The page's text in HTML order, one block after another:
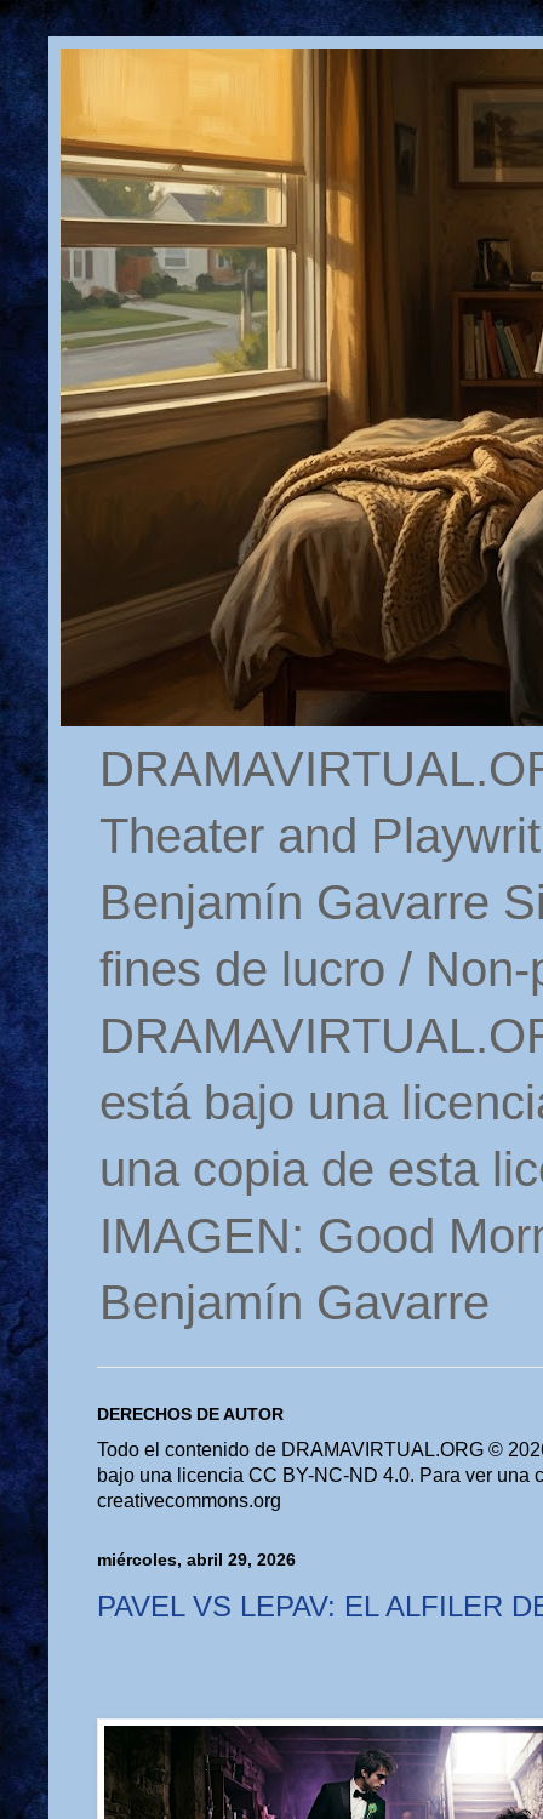
Theater and
Benjamín Gavarre
fines de lucro /
está bajo una
una copia de esta
IMAGEN: Good
Benjamín Gavarre
DERECHOS DE AUTOR
Todo el contenido de DRAMAVIRTUAL.ORG ©
bajo una licencia CC BY-NC-ND 4.0. Para ver una
creativecommons.org
miércoles, abril 29, 2026
PAVEL VS LEPAV: EL ALFILER